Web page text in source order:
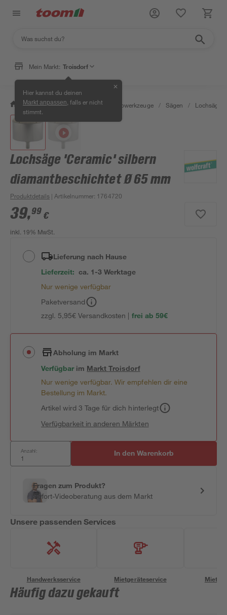
Mein Markt: Troisdorf
Hier kannst du deinen
Markt anpassen , falls er nicht
stimmt.
✕
/ Werkstatt & Maschinen / Elektrowerkzeuge / Sägen / Lochsägen
Lochsäge 'Ceramic' silbern
diamantbeschichtet Ø 65 mm
Produktdetails | Artikelnummer: 1764720
39,99 €
inkl. 19% MwSt.
Lieferung nach Hause
Lieferzeit: ca. 1-3 Werktage
Nur wenige verfügbar
Paketversand
zzgl. 5,95€ Versandkosten | frei ab 59€
Abholung im Markt
Verfügbar im MarktTroisdorf
Nur wenige verfügbar. Wir empfehlen dir eine
Bestellung im Markt.
Artikel wird 3 Tage für dich hinterlegt
Verfügbarkeit in anderen Märkten
Anzahl: In den Warenkorb
Fragen zum Produkt?
Sofort-Videoberatung aus dem Markt
Unsere passenden Services
Handwerksservice Mietgeräteservice
Häufig dazu gekauft